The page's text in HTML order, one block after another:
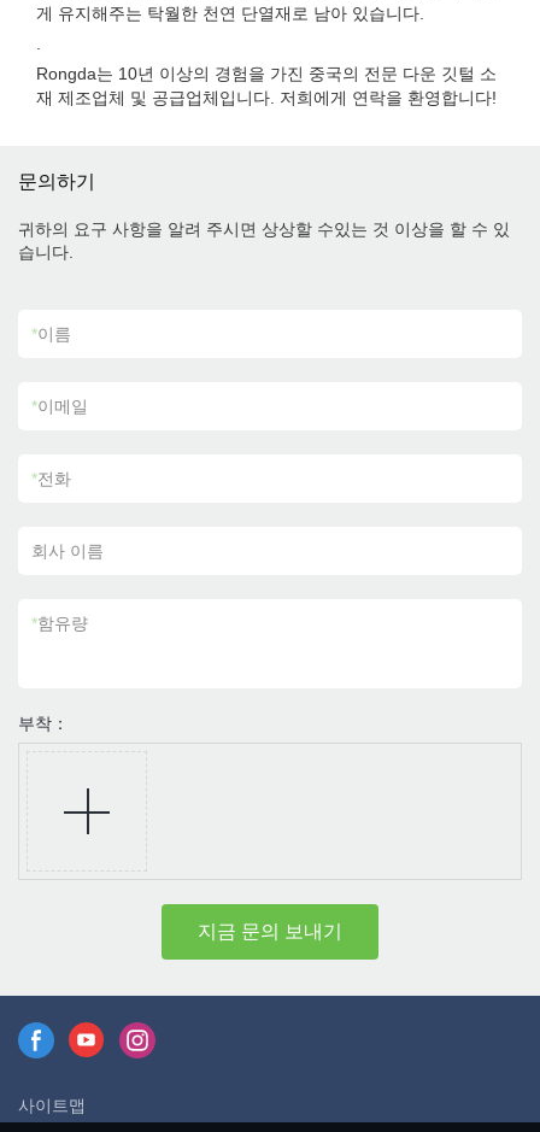
게 유지해주는 탁월한 천연 단열재로 남아 있습니다.
Rongda는 10년 이상의 경험을 가진 중국의 전문 다운 깃털 소
재 제조업체 및 공급업체입니다. 저희에게 연락을 환영합니다!
문의하기
귀하의 요구 사항을 알려 주시면 상상할 수있는 것 이상을 할 수 있
습니다.
*이름
*이메일
*전화
회사 이름
*함유량
부착：
지금 문의 보내기
사이트맵